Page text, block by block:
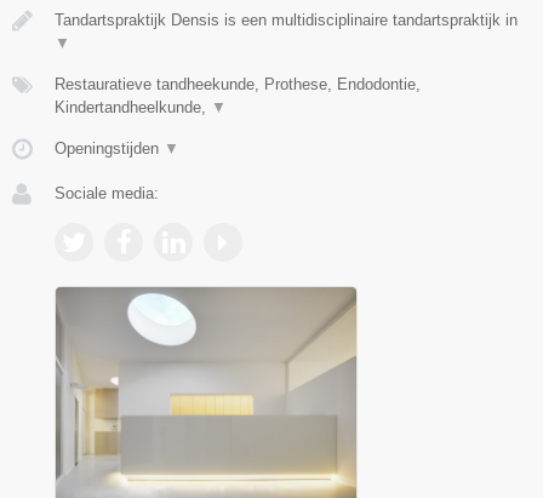
Tandartspraktijk Densis is een multidisciplinaire tandartspraktijk in
▼
Restauratieve tandheekunde, Prothese, Endodontie,
Kindertandheelkunde, ▼
Openingstijden ▼
Sociale media: